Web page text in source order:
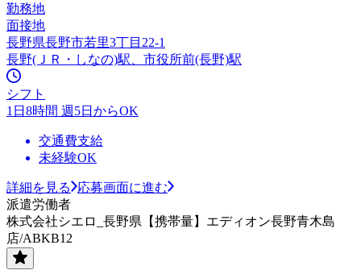
勤務地
面接地
長野県長野市若里3丁目22-1
長野(ＪＲ・しなの)駅、市役所前(長野)駅
シフト
1日8時間 週5日からOK
交通費支給
未経験OK
詳細を見る
応募画面に進む
派遣労働者
株式会社シエロ_長野県【携帯量】エディオン長野青木島
店/ABKB12